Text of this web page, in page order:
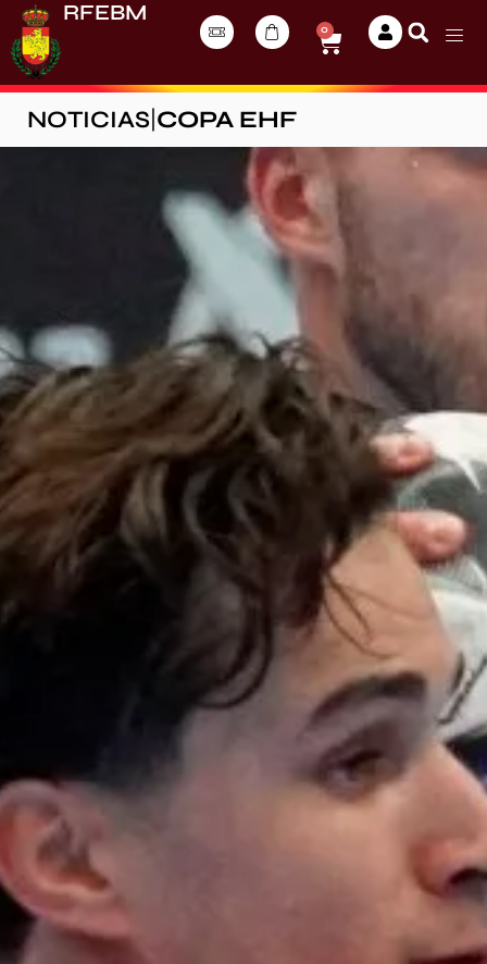
RFEBM
0
NOTICIAS COPA EHF